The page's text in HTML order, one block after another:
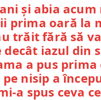
și abia acum
prima oară la
trăit fără să
decât iazul din
a pus prima
nisip a
a spus ceva